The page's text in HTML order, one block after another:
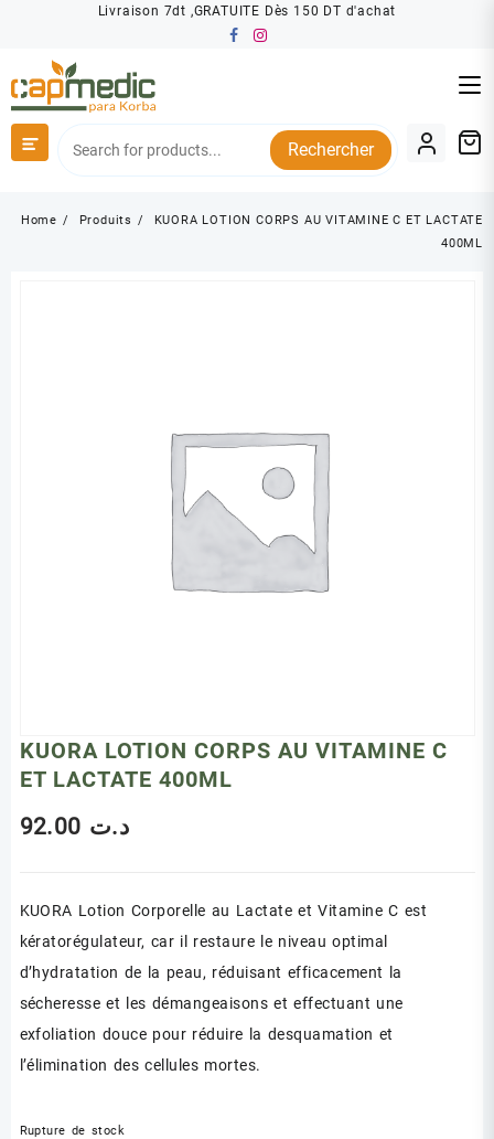
Livraison 7dt ,GRATUITE Dès 150 DT d'achat
Rechercher
Home Produits
KUORA LOTION CORPS AU VITAMINE C ET LACTATE
400ML
KUORA LOTION CORPS AU VITAMINE C
ET LACTATE 400ML
د.ت
KUORA Lotion Corporelle au Lactate et Vitamine C est
kératorégulateur, car il restaure le niveau optimal
d’hydratation de la peau, réduisant efficacement la
sécheresse et les démangeaisons et effectuant une
exfoliation douce pour réduire la desquamation et
l’élimination des cellules mortes.
Rupture de stock